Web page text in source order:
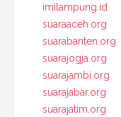
imilampung.id
suaraaceh.org
suarabanten.org
suarajogja.org
suarajambi.org
suarajabar.org
suarajatim.org